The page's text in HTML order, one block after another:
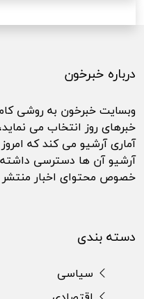
درباره خبرخون
وبسایت خبرخون به روشی
خبرهای روز انتخاب می
آماری آرشیو می کند که
آرشیو آن ها دسترسی
خصوص محتوای اخبار منتشر
دسته بندی
سیاسی